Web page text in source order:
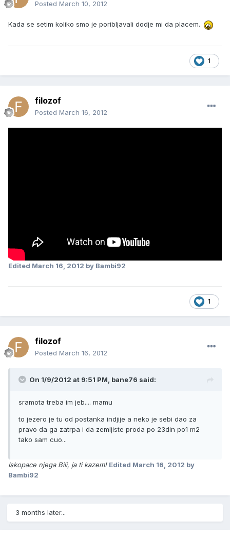
Posted March 10, 2012
Kada se setim koliko smo je poribljavali dodje mi da placem.
1
filozof
Posted March 16, 2012
Edited March 16, 2012 by Bambi92
1
filozof
Posted March 16, 2012
On 1/9/2012 at 9:51 PM, bane76 said:
sramota treba im jeb.... mamu
to jezero je tu od postanka indjije a neko je sebi dao za
pravo da ga zatrpa i da zemljiste proda po 23din po1 m2
tako sam cuo...
Iskopace njega Bili, ja ti kazem! Edited March 16, 2012 by
Bambi92
3 months later...